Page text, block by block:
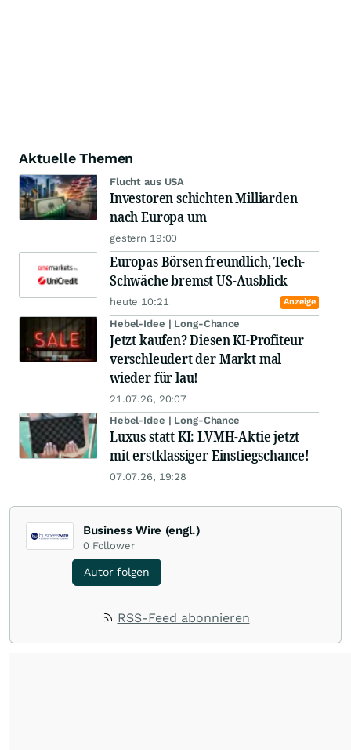
Aktuelle Themen
Flucht aus USA
Investoren schichten Milliarden
nach Europa um
gestern 19:00
Europas Börsen freundlich, Tech-
Schwäche bremst US-Ausblick
heute 10:21 Anzeige
Hebel-Idee | Long-Chance
Jetzt kaufen? Diesen KI-Profiteur
verschleudert der Markt mal
wieder für lau!
21.07.26, 20:07
Hebel-Idee | Long-Chance
Luxus statt KI: LVMH-Aktie jetzt
mit erstklassiger Einstiegschance!
07.07.26, 19:28
Business Wire (engl.)
0 Follower
Autor folgen
RSS-Feed abonnieren